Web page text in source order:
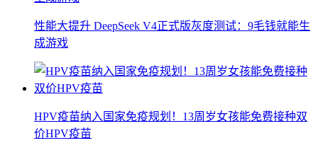
性能大提升 DeepSeek V4正式版灰度测试：9毛钱就能生
成游戏
HPV疫苗纳入国家免疫规划！13周岁女孩能免费接种双
价HPV疫苗